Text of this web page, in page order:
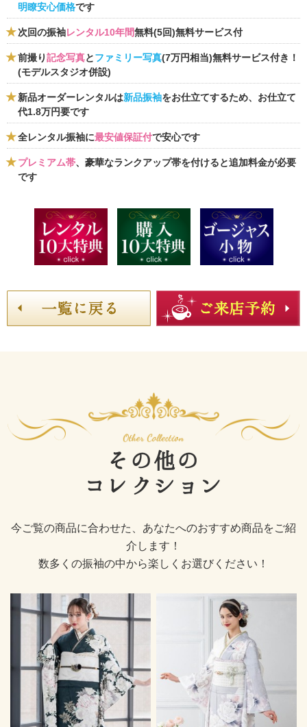
明瞭安心価格です
次回の振袖レンタル10年間無料(5回)無料サービス付
前撮り記念写真とファミリー写真(7万円相当)無料サービス付き！
(モデルスタジオ併設)
新品オーダーレンタルは新品振袖をお仕立てするため、お仕立て
代1.8万円要です
全レンタル振袖に最安値保証付で安心です
プレミアム帯、豪華なランクアップ帯を付けると追加料金が必要
です
その他の
コレクション
今ご覧の商品に合わせた、あなたへのおすすめ商品をご紹
介します！
数多くの振袖の中から楽しくお選びください！